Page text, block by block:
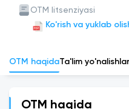
OTM litsenziyasi
Ko'rish va yuklab
OTM haqidaTa'lim
OTM haqida